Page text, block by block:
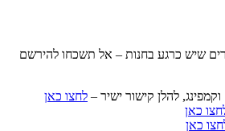
שיש כרגע בחנות – אל תשכחו להירשם
להלן קישור ישיר – לחצו כאן
כאן
כאן